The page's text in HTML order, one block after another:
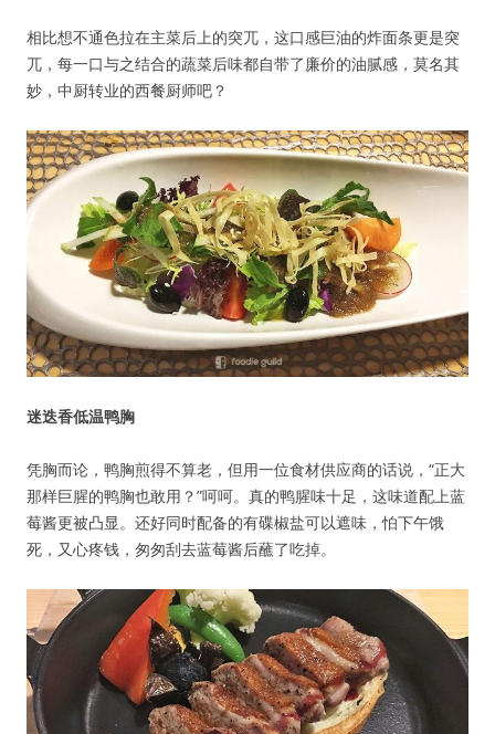
忘记密码?
没帐号？注册一个
相比想不通色拉在主菜后上的突兀，这口感巨油的炸面条更是突
兀，每一口与之结合的蔬菜后味都自带了廉价的油腻感，莫名其
妙，中厨转业的西餐厨师吧？
迷迭香低温鸭胸
凭胸而论，鸭胸煎得不算老，但用一位食材供应商的话说，“正大
那样巨腥的鸭胸也敢用？”呵呵。真的鸭腥味十足，这味道配上蓝
莓酱更被凸显。还好同时配备的有碟椒盐可以遮味，怕下午饿
死，又心疼钱，匆匆刮去蓝莓酱后蘸了吃掉。